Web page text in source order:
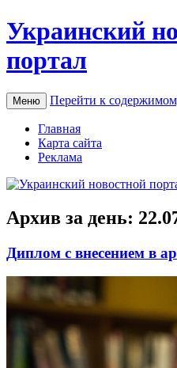
Украинский
портал
Меню Перейти к
Главная
Карта сайта
Реклама
Архив за день:
Диплом с внесением в